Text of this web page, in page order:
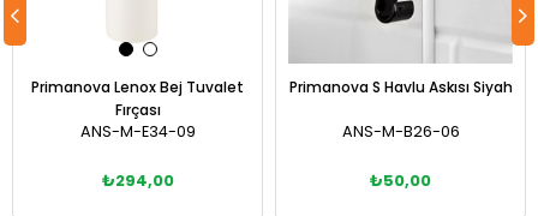
Primanova Lenox Bej Tuvalet
Fırçası
ANS-M-E34-09
₺294,00
Primanova S Havlu Askısı Siyah
ANS-M-B26-06
₺50,00